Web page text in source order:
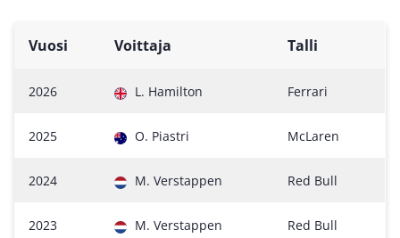
Vuosi Voittaja Talli
2026 L. Hamilton Ferrari
2025 O. Piastri McLaren
2024 M. Verstappen Red Bull
2023 M. Verstappen Red Bull